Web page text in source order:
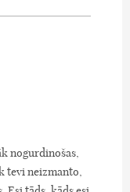
nogurdinošas,
tevi neizmanto,